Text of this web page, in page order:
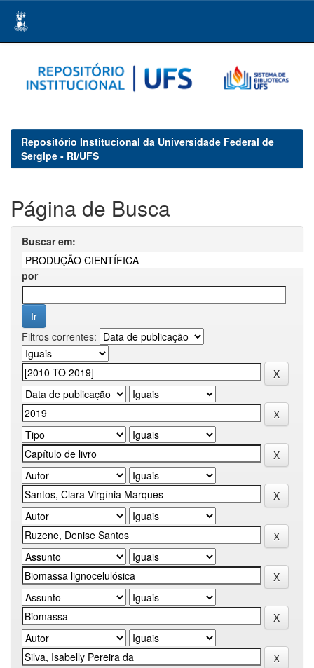
navigation
Repositório Institucional da Universidade Federal de
Sergipe - RI/UFS
Página de Busca
Buscar em:
por
Filtros correntes: